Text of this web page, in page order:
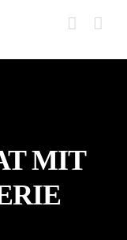
MIT